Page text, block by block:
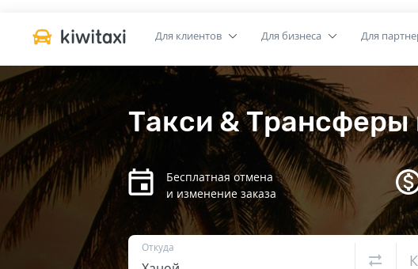
Для клиентов Для бизнеса Для
Такси & Трансферы
Бесплатная отмена
и изменение заказа
Откуда